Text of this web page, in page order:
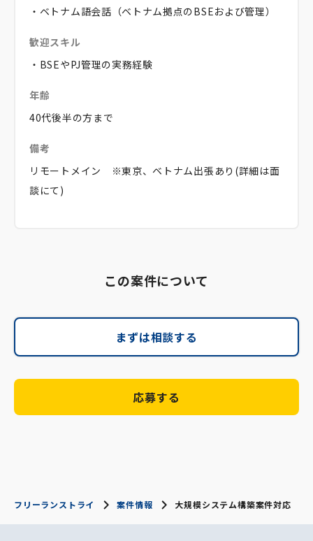
・ベトナム語会話（ベトナム拠点のBSEおよび管理）
歓迎スキル
・BSEやPJ管理の実務経験
年齢
40代後半の方まで
備考
リモートメイン ※東京、ベトナム出張あり(詳細は面
談にて)
この案件について
まずは相談する
応募する
フリーランストライ 案件情報 大規模システム構築案件対応